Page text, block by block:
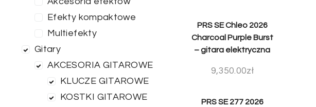
Efekty kompaktowe
Multiefekty
Gitary
AKCESORIA GITAROWE
KLUCZE GITAROWE
KOSTKI GITAROWE
PRS SE Chleo 2026
Charcoal Purple Burst
– gitara elektryczna
9,350.00zł
PRS SE 277 2026